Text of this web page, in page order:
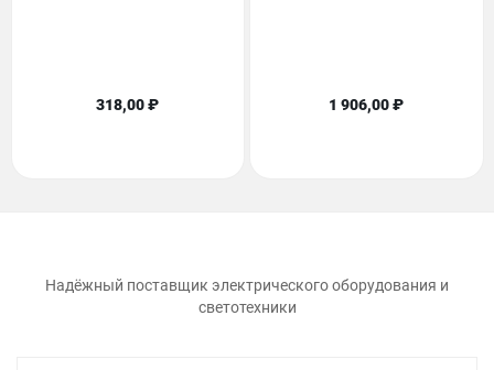
318,00 ₽ 1 906,00 ₽
Надёжный поставщик электрического оборудования и
светотехники